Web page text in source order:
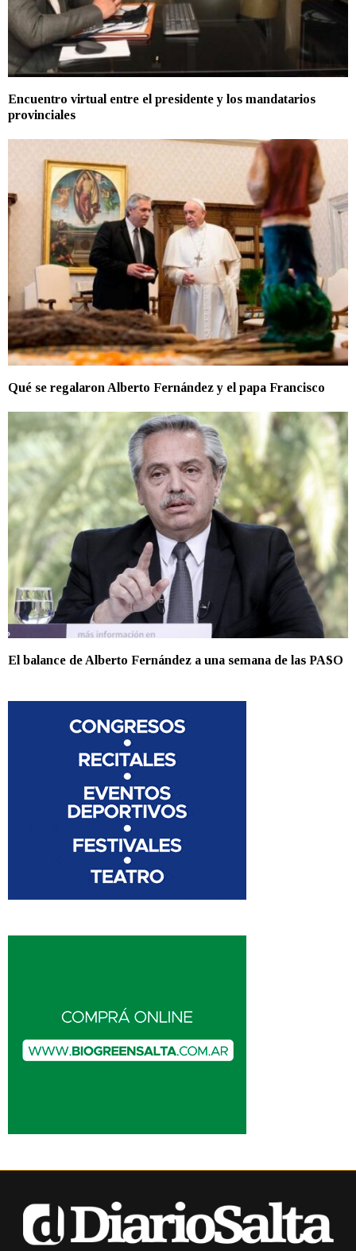
Encuentro virtual entre el presidente y los mandatarios
provinciales
Qué se regalaron Alberto Fernández y el papa Francisco
El balance de Alberto Fernández a una semana de las PASO